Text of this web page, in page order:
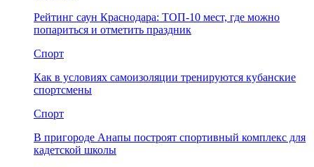
Рейтинг саун Краснодара: ТОП-10 мест, где можно
попариться и отметить праздник
Спорт
Как в условиях самоизоляции тренируются кубанские
спортсмены
Спорт
В пригороде Анапы построят спортивный комплекс для
кадетской школы